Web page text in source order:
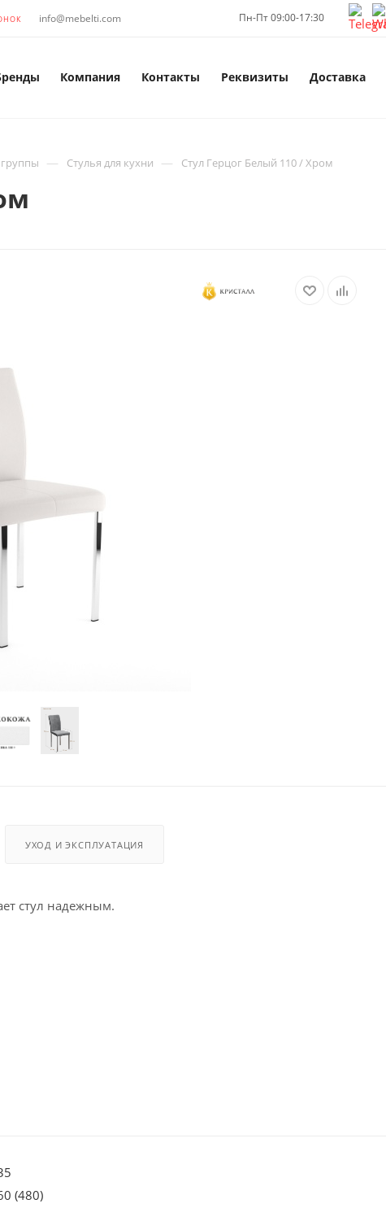
info@mebelti.com Пн-Пт 09:00-17:30
Компания Контакты Реквизиты Доставка
— Стулья для кухни — Стул Герцог Белый 110 / Хром
УХОД И ЭКСПЛУАТАЦИЯ
стул надежным.
(480)